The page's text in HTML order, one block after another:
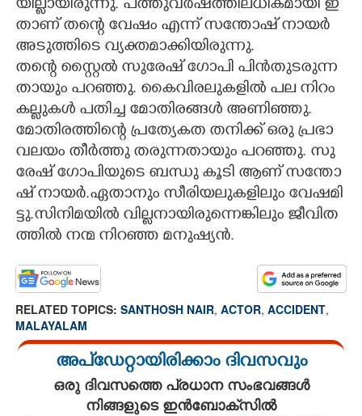
യി​ല്ലാ​യി​രു​ന്നു.​ ​പ​ത്തു​വ​ർ​ഷ​ത്തി​ല​ധി​ക​മാ​യി​ ​ഇ​
താ​ണ് ​ത​ന്റെ​ ​വേ​ഷം​ ​എ​ന്ന് ​സ​ന്തോ​ഷ് ​നാ​യ​ർ​ ​
അ​ടു​ത്തി​ടെ​ ​വ്യ​ക്ത​മാ​ക്കി​യി​രു​ന്നു.​
​ത​ന്റെ​ ​സ്റ്റൈ​ൽ​ ​സു​രേ​ഷ് ​ഗോ​പി​ ​പി​ൻ​തു​ട​രു​ന്ന​
താ​യും​ ​പ​റ​ഞ്ഞു.​ ​കൈ​വി​ര​ലു​ക​ളി​ൽ​ ​പ​ല​ ​നി​റം​ ​
ക​ല്ലു​ക​ൾ​ ​പ​തി​ച്ച​ ​മോ​തി​ര​ങ്ങ​ൾ​ ​അ​ണി​ഞ്ഞു.​ ​
​മോ​തി​ര​ത്തി​ന്റെ​ ​പ്ര​ത്യേ​ക​ത​ ​ത​നി​ക്ക് ​ഒ​രു​ ​പ്ര​ഭാ​
വ​ല​യം​ ​തീ​ർ​ത്തു​ ​ത​രു​ന്ന​താ​യും​ ​പ​റ​ഞ്ഞു.​ ​സു​
രേ​ഷ് ​ഗോ​പി​യു​ടെ​ ​ബ​ന്ധു​ ​കൂ​ടി​ ​ആ​ണ് ​സ​ന്തോ​
ഷ് ​നാ​യ​ർ.​ഏ​താ​നും​ ​സീ​രി​യ​ലു​ക​ളി​ലും​ ​വേ​ഷ​മി​
ട്ടു.​സി​നി​മ​യി​ൽ​ ​വി​ല്ല​നാ​യി​രു​ന്നെ​ങ്കി​ലും​ ​ജീ​വി​ത​
ത്തി​ൽ​ ​ന​ന്മ​ ​നി​റ​ഞ്ഞ​ ​മ​നു​ഷ്യ​ൻ.
RELATED TOPICS: SANTHOSH NAIR, ACTOR, ACCIDENT,
MALAYALAM
അപ്ഡേറ്റായിരിക്കാം ദിവസവും
ഒരു ദിവസത്തെ പ്രധാന സംഭവങ്ങൾ
നിങ്ങളുടെ ഇൻബോക്സിൽ